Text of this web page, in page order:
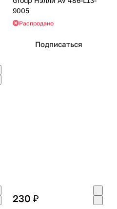
9005
Распродано
Подписаться
230 ₽